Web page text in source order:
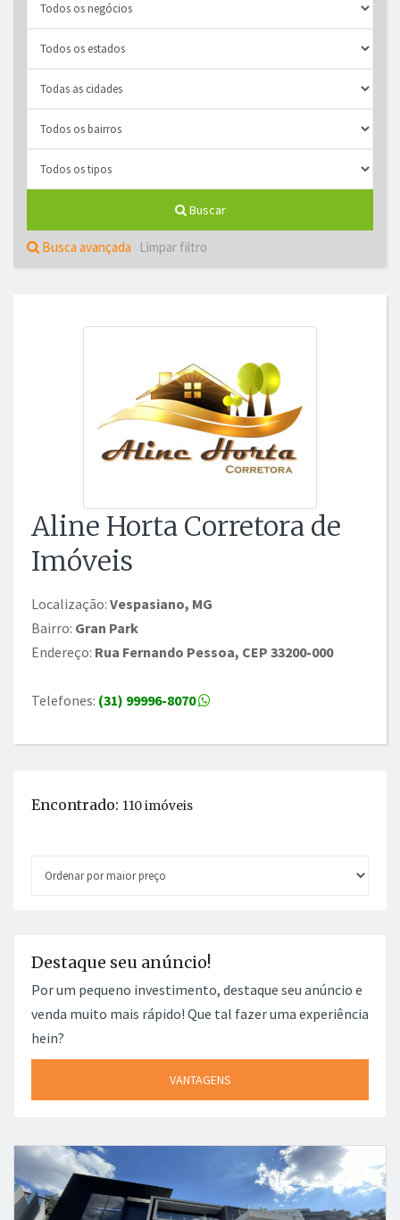
Buscar
Busca avançada Limpar filtro
Aline Horta Corretora de
Imóveis
Localização: Vespasiano, MG
Bairro: Gran Park
Endereço: Rua Fernando Pessoa, CEP 33200-000
Telefones: (31) 99996-8070
Encontrado: 110 imóveis
Destaque seu anúncio!
Por um pequeno investimento, destaque seu anúncio e
venda muito mais rápido! Que tal fazer uma experiência
hein?
VANTAGENS